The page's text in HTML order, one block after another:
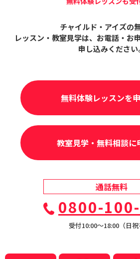
チャイルド・アイズの
レッスン・教室見学は、 お電話・お
申し込みください
無料体験レッスンを
教室見学・無料相談に
通話無料
0800-
受付10:00〜18:00（日祝